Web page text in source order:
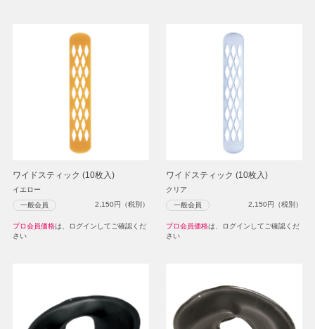
ワイドスティック (10枚入)
イエロー
一般会員 2,150円（税別）
プロ会員価格は、ログインしてご確認くだ
さい
ワイドスティック (10枚入)
クリア
一般会員 2,150円（税別）
プロ会員価格は、ログインしてご確認くだ
さい